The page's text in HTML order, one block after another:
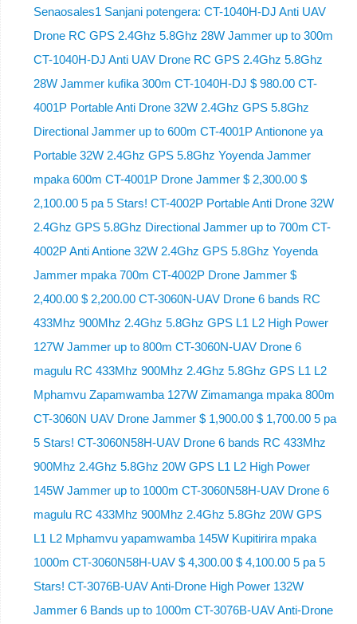
Senaosales1 Sanjani potengera: CT-1040H-DJ Anti UAV
Drone RC GPS 2.4Ghz 5.8Ghz 28W Jammer up to 300m
CT-1040H-DJ Anti UAV Drone RC GPS 2.4Ghz 5.8Ghz
28W Jammer kufika 300m CT-1040H-DJ $ 980.00 CT-
4001P Portable Anti Drone 32W 2.4Ghz GPS 5.8Ghz
Directional Jammer up to 600m CT-4001P Antionone ya
Portable 32W 2.4Ghz GPS 5.8Ghz Yoyenda Jammer
mpaka 600m CT-4001P Drone Jammer $ 2,300.00 $
2,100.00 5 pa 5 Stars! CT-4002P Portable Anti Drone 32W
2.4Ghz GPS 5.8Ghz Directional Jammer up to 700m CT-
4002P Anti Antione 32W 2.4Ghz GPS 5.8Ghz Yoyenda
Jammer mpaka 700m CT-4002P Drone Jammer $
2,400.00 $ 2,200.00 CT-3060N-UAV Drone 6 bands RC
433Mhz 900Mhz 2.4Ghz 5.8Ghz GPS L1 L2 High Power
127W Jammer up to 800m CT-3060N-UAV Drone 6
magulu RC 433Mhz 900Mhz 2.4Ghz 5.8Ghz GPS L1 L2
Mphamvu Zapamwamba 127W Zimamanga mpaka 800m
CT-3060N UAV Drone Jammer $ 1,900.00 $ 1,700.00 5 pa
5 Stars! CT-3060N58H-UAV Drone 6 bands RC 433Mhz
900Mhz 2.4Ghz 5.8Ghz 20W GPS L1 L2 High Power
145W Jammer up to 1000m CT-3060N58H-UAV Drone 6
magulu RC 433Mhz 900Mhz 2.4Ghz 5.8Ghz 20W GPS
L1 L2 Mphamvu yapamwamba 145W Kupitirira mpaka
1000m CT-3060N58H-UAV $ 4,300.00 $ 4,100.00 5 pa 5
Stars! CT-3076B-UAV Anti-Drone High Power 132W
Jammer 6 Bands up to 1000m CT-3076B-UAV Anti-Drone